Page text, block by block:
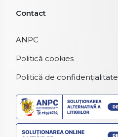
Contact
ANPC
Politică cookies
Politică de confidențialitate